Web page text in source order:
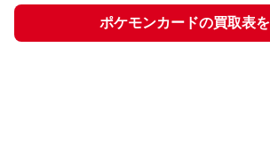
ポケモンカードの買取表